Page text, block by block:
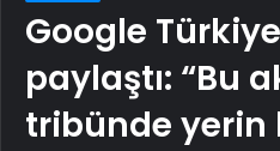
Google
paylaştı: “Bu
tribünde yerin